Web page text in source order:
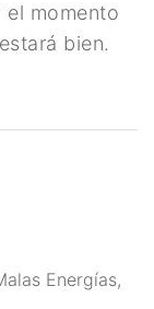
el momento
bien.
Energías,